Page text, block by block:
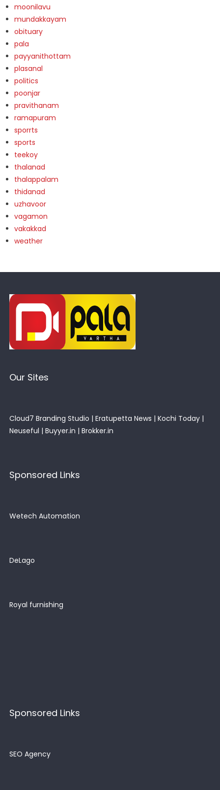
moonilavu
mundakkayam
obituary
pala
payyanithottam
plasanal
politics
poonjar
pravithanam
ramapuram
sporrts
sports
teekoy
thalanad
thalappalam
thidanad
uzhavoor
vagamon
vakakkad
weather
Our Sites
Cloud7 Branding Studio | Eratupetta News | Kochi Today |
Neuseful | Buyyer.in | Brokker.in
Sponsored Links
Wetech Automation
DeLago
Royal furnishing
Sponsored Links
SEO Agency